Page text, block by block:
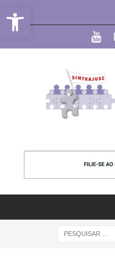
Abrir a barra de ferramentas